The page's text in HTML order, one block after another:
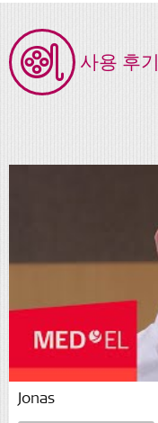
사용 후기
Jonas